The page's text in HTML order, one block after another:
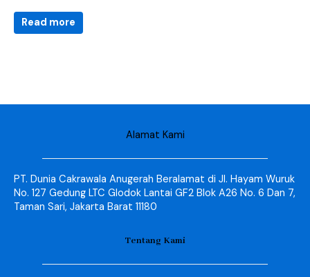
Read more
Alamat Kami
PT. Dunia Cakrawala Anugerah Beralamat di Jl. Hayam Wuruk
No. 127 Gedung LTC Glodok Lantai GF2 Blok A26 No. 6 Dan 7,
Taman Sari, Jakarta Barat 11180
Tentang Kami